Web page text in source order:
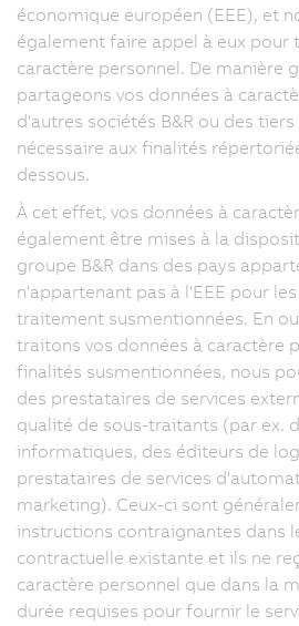
économique européen (EEE), et
également faire appel à eux pour
caractère personnel. De manière
partageons vos données à
d'autres sociétés B&R ou des
nécessaire aux finalités
dessous.
À cet effet, vos données à
également être mises à la
groupe B&R dans des pays
n'appartenant pas à l'EEE pour
traitement susmentionnées. En
traitons vos données à caractère
finalités susmentionnées, nous
des prestataires de services
qualité de sous-traitants (par ex.
informatiques, des éditeurs de
prestataires de services
marketing). Ceux-ci sont
instructions contraignantes dans
contractuelle existante et ils ne
caractère personnel que dans la
durée requises pour fournir le